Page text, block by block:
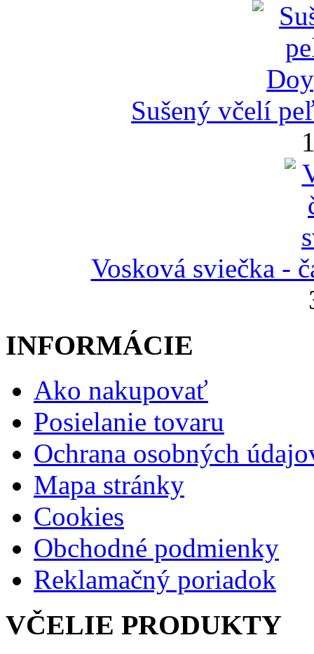
Sušený včelí
Vosková sviečka -
INFORMÁCIE
Ako nakupovať
Posielanie tovaru
Ochrana osobných
Mapa stránky
Cookies
Obchodné podmienky
Reklamačný poriadok
VČELIE PRODUKTY